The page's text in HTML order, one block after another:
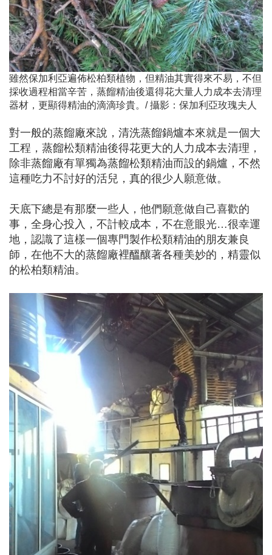
雖然保加利亞遍佈松柏類植物，但精油其實得來不易，不但
採收過程相當辛苦，蒸餾精油後還得花大量人力成本去清理
器材，更顯得精油的滴滴珍貴。/ 攝影：保加利亞玫瑰夫人
對一般的蒸餾廠來說，清洗蒸餾鍋爐本來就是一個大
工程，蒸餾松類精油後得花更大的人力成本去清理，
除非蒸餾廠有單獨為蒸餾松類精油而設的鍋爐，不然
這種吃力不討好的活兒，真的很少人願意做。
天底下總是有那麼一些人，他們願意做自己喜歡的
事，全身心投入，不計較成本，不在意眼光…很幸運
地，認識了這樣一個專門製作松類精油的朋友兼良
師，在他不大的蒸餾廠裡醞釀著各種美妙的，精靈似
的松柏類精油。